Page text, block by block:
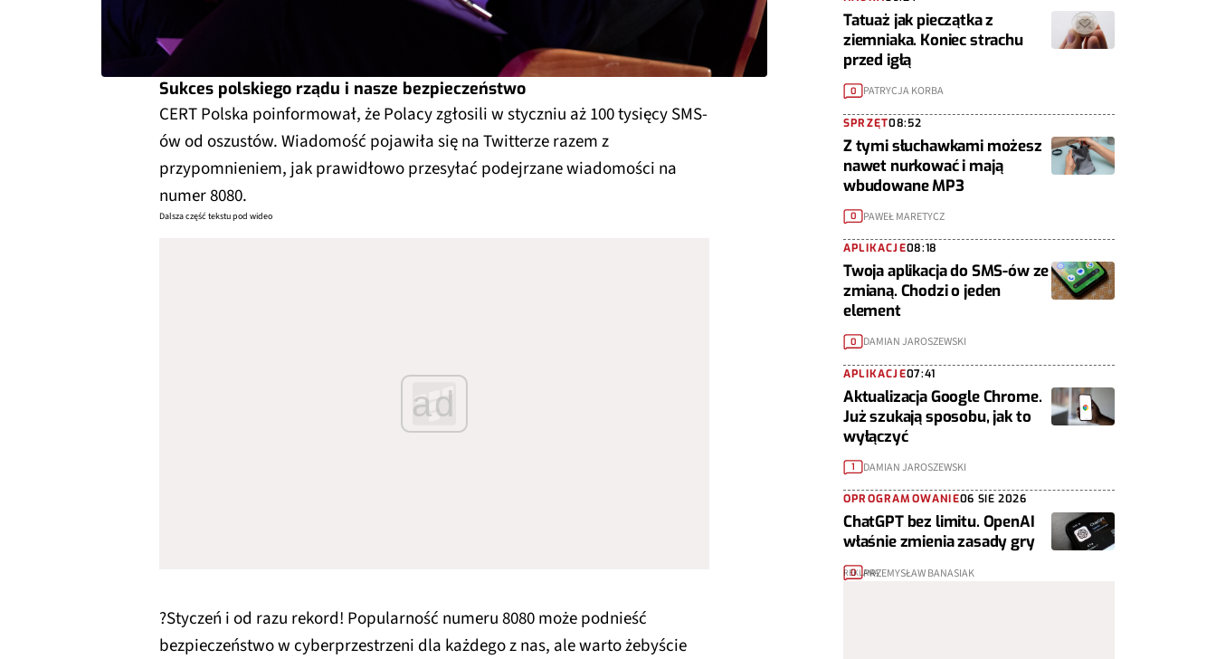
Sukces polskiego rządu i nasze bezpieczeństwo
CERT Polska poinformował, że Polacy zgłosili w styczniu aż 100 tysięcy SMS-
ów od oszustów. Wiadomość pojawiła się na Twitterze razem z
przypomnieniem, jak prawidłowo przesyłać podejrzane wiadomości na
numer 8080.
Dalsza część tekstu pod wideo
ad
?Styczeń i od razu rekord! Popularność numeru 8080 może podnieść
bezpieczeństwo w cyberprzestrzeni dla każdego z nas, ale warto żebyście
Tatuaż jak pieczątka z
ziemniaka. Koniec strachu
przed igłą
0 PATRYCJA KORBA
SPRZĘT08:52
Z tymi słuchawkami możesz
nawet nurkować i mają
wbudowane MP3
0 PAWEŁ MARETYCZ
APLIKACJE08:18
Twoja aplikacja do SMS-ów ze
zmianą. Chodzi o jeden
element
0 DAMIAN JAROSZEWSKI
APLIKACJE07:41
Aktualizacja Google Chrome.
Już szukają sposobu, jak to
wyłączyć
1 DAMIAN JAROSZEWSKI
OPROGRAMOWANIE06 SIE 2026
ChatGPT bez limitu. OpenAI
właśnie zmienia zasady gry
0 PRZEMYSŁAW BANASIAK